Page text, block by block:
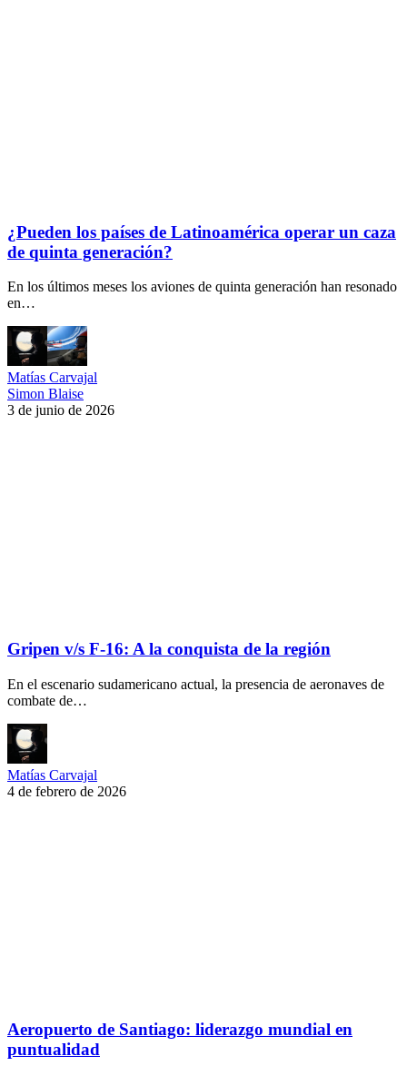
¿Pueden los países de Latinoamérica operar un caza
de quinta generación?
En los últimos meses los aviones de quinta generación han resonado
en…
Matías Carvajal
Simon Blaise
3 de junio de 2026
Gripen v/s F-16: A la conquista de la región
En el escenario sudamericano actual, la presencia de aeronaves de
combate de…
Matías Carvajal
4 de febrero de 2026
Aeropuerto de Santiago: liderazgo mundial en
puntualidad